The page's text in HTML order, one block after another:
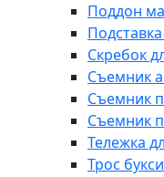
Поддон
Скребок
Съемник
Съемник
Съемник
Тележка
Трос